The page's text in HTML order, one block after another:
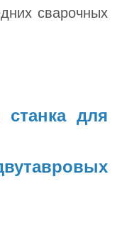
сварочных
для